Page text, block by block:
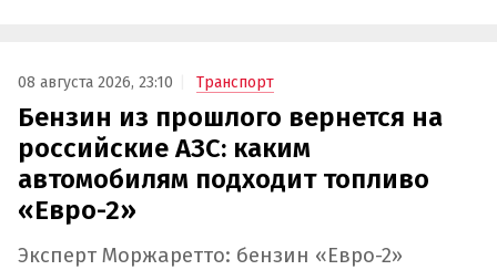
08 августа 2026, 23:10 Транспорт
Бензин из прошлого вернется на
российские АЗС: каким
автомобилям подходит топливо
«Евро-2»
Эксперт Моржаретто: бензин «Евро-2»